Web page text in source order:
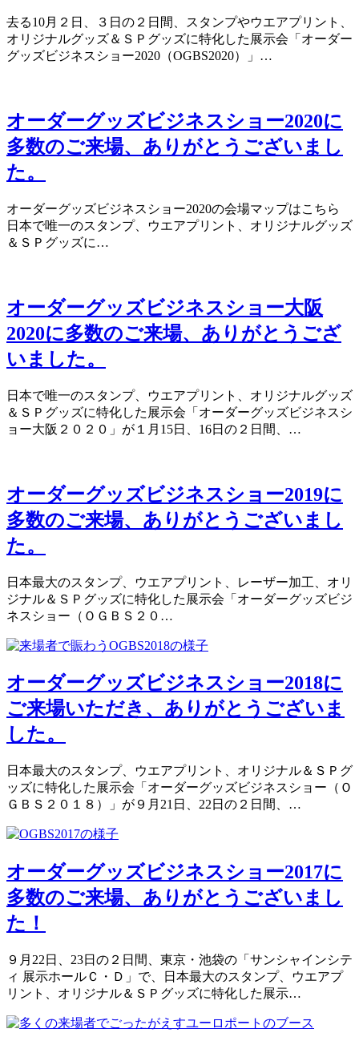
去る10月２日、３日の２日間、スタンプやウエアプリント、
オリジナルグッズ＆ＳＰグッズに特化した展示会「オーダー
グッズビジネスショー2020（OGBS2020）」…
オーダーグッズビジネスショー2020に
多数のご来場、ありがとうございまし
た。
オーダーグッズビジネスショー2020の会場マップはこちら
日本で唯一のスタンプ、ウエアプリント、オリジナルグッズ
＆ＳＰグッズに…
オーダーグッズビジネスショー大阪
2020に多数のご来場、ありがとうござ
いました。
日本で唯一のスタンプ、ウエアプリント、オリジナルグッズ
＆ＳＰグッズに特化した展示会「オーダーグッズビジネスシ
ョー大阪２０２０」が１月15日、16日の２日間、…
オーダーグッズビジネスショー2019に
多数のご来場、ありがとうございまし
た。
日本最大のスタンプ、ウエアプリント、レーザー加工、オリ
ジナル＆ＳＰグッズに特化した展示会「オーダーグッズビジ
ネスショー（ＯＧＢＳ２０…
オーダーグッズビジネスショー2018に
ご来場いただき、ありがとうございま
した。
日本最大のスタンプ、ウエアプリント、オリジナル＆ＳＰグ
ッズに特化した展示会「オーダーグッズビジネスショー（Ｏ
ＧＢＳ２０１８）」が９月21日、22日の２日間、…
オーダーグッズビジネスショー2017に
多数のご来場、ありがとうございまし
た！
９月22日、23日の２日間、東京・池袋の「サンシャインシテ
ィ 展示ホールＣ・Ｄ」で、日本最大のスタンプ、ウエアプ
リント、オリジナル＆ＳＰグッズに特化した展示…